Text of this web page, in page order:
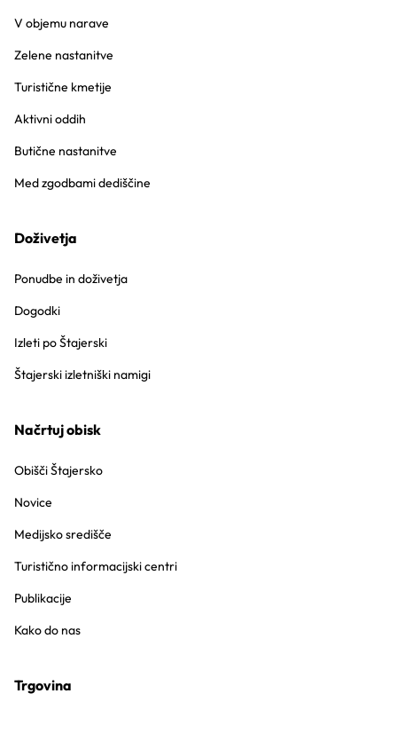
V objemu narave
Zelene nastanitve
Turistične kmetije
Aktivni oddih
Butične nastanitve
Med zgodbami dediščine
Doživetja
Ponudbe in doživetja
Dogodki
Izleti po Štajerski
Štajerski izletniški namigi
Načrtuj obisk
Obišči Štajersko
Novice
Medijsko središče
Turistično informacijski centri
Publikacije
Kako do nas
Trgovina